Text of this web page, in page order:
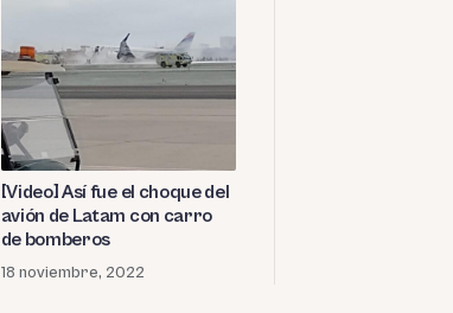
[Video] Así fue el choque del
avión de Latam con carro
de bomberos
18 noviembre, 2022